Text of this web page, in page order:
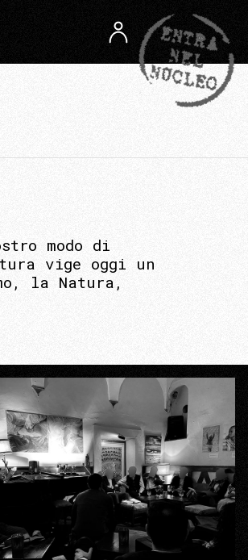
modo di
vige oggi un
la Natura,